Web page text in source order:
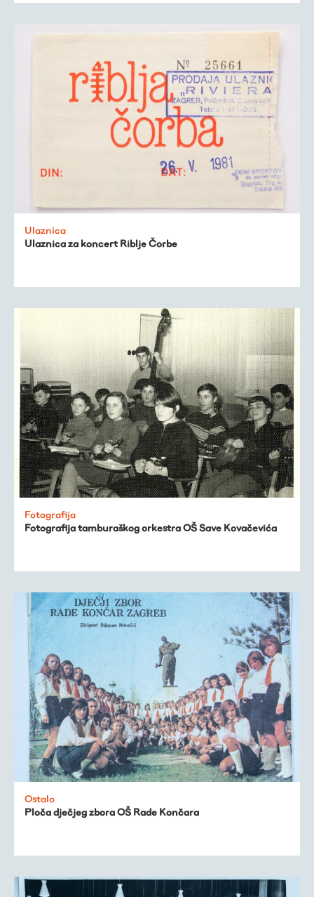
Virtualni fundus
Živa baština
Virtualni program
Trešnjevačka
Publikacije
Ulaznica
Ulaznica za koncert Riblje Čorbe
Fotografija
Fotografija tamburaškog orkestra OŠ Save Kovačevića
Ostalo
Ploča dječjeg zbora OŠ Rade Končara